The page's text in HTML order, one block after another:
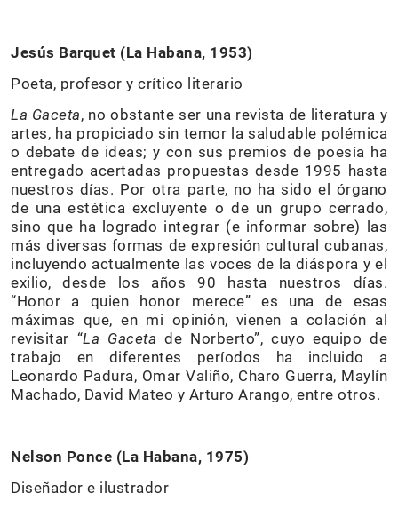
Jesús Barquet (La Habana, 1953)
Poeta, profesor y crítico literario
La Gaceta, no obstante ser una revista de literatura y
artes, ha propiciado sin temor la saludable polémica
o debate de ideas; y con sus premios de poesía ha
entregado acertadas propuestas desde 1995 hasta
nuestros días. Por otra parte, no ha sido el órgano
de una estética excluyente o de un grupo cerrado,
sino que ha logrado integrar (e informar sobre) las
más diversas formas de expresión cultural cubanas,
incluyendo actualmente las voces de la diáspora y el
exilio, desde los años 90 hasta nuestros días.
“Honor a quien honor merece” es una de esas
máximas que, en mi opinión, vienen a colación al
revisitar “La Gaceta de Norberto”, cuyo equipo de
trabajo en diferentes períodos ha incluido a
Leonardo Padura, Omar Valiño, Charo Guerra, Maylín
Machado, David Mateo y Arturo Arango, entre otros.
Nelson Ponce (La Habana, 1975)
Diseñador e ilustrador